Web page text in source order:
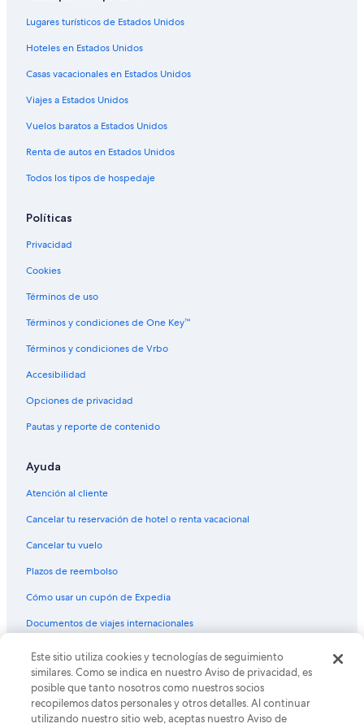
Lugares turísticos de Estados Unidos
Hoteles en Estados Unidos
Casas vacacionales en Estados Unidos
Viajes a Estados Unidos
Vuelos baratos a Estados Unidos
Renta de autos en Estados Unidos
Todos los tipos de hospedaje
Políticas
Privacidad
Cookies
Términos de uso
Términos y condiciones de One Key™
Términos y condiciones de Vrbo
Accesibilidad
Opciones de privacidad
Pautas y reporte de contenido
Ayuda
Atención al cliente
Cancelar tu reservación de hotel o renta vacacional
Cancelar tu vuelo
Plazos de reembolso
Cómo usar un cupón de Expedia
Documentos de viajes internacionales
© 2026 Expedia, Inc., una empresa de Expedia Group. Todos los
derechos reservados. Expedia y el logo de Expedia son marcas
registradas o marcas comerciales de Expedia, Inc. CST# 2029030-50.
Este sitio utiliza cookies y tecnologías de seguimiento
similares. Como se indica en nuestro Aviso de privacidad, es
posible que tanto nosotros como nuestros socios
recopilemos datos personales y otros detalles. Al continuar
utilizando nuestro sitio web, aceptas nuestro Aviso de